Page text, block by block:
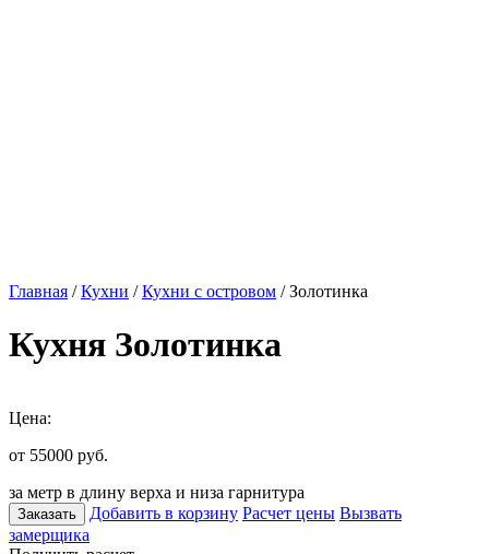
Главная /Кухни /Кухни с островом / Золотинка
Кухня Золотинка
Цена:
от 55000 руб.
за метр в длину верха и низа гарнитура
Заказать Добавить в корзину Расчет цены Вызвать
замерщика